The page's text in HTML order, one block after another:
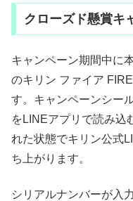
クローズド懸賞キ
キャンペーン期間中に
のキリン ファイア
す。キャンペーンシー
をLINEアプリで読み込
れた状態でキリン公式
ち上がります。
シリアルナンバーが入